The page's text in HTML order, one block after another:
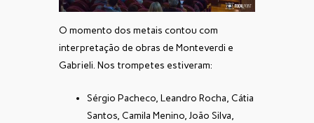
O momento dos metais contou com
interpretação de obras de Monteverdi e
Gabrieli. Nos trompetes estiveram:
Sérgio Pacheco, Leandro Rocha, Cátia
Santos, Camila Menino, João Silva,